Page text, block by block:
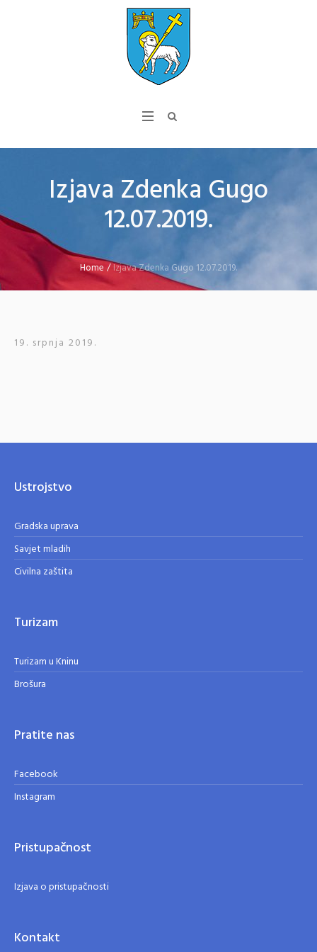
Izjava Zdenka Gugo
12.07.2019.
Home /Izjava Zdenka Gugo 12.07.2019.
19. srpnja 2019.
Ustrojstvo
Gradska uprava
Savjet mladih
Civilna zaštita
Turizam
Turizam u Kninu
Brošura
Pratite nas
Facebook
Instagram
Pristupačnost
Izjava o pristupačnosti
Kontakt